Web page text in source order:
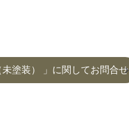
未塗装） 」に関してお問合せ